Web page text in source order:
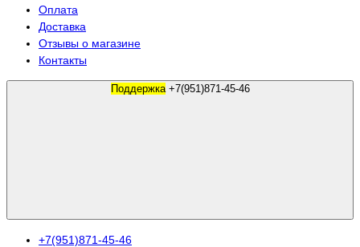
Оплата
Доставка
Отзывы о магазине
Контакты
Поддержка +7(951)871-45-46
+7(951)871-45-46